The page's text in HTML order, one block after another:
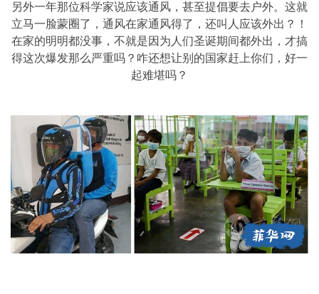
另外一年那位科学家说应该通风，甚至提倡要去户外。这就
立马一脸蒙圈了，通风在家通风得了，还叫人应该外出？！
在家的明明都没事，不就是因为人们圣诞期间都外出，才搞
得这次爆发那么严重吗？咋还想让别的国家赶上你们，好一
起难堪吗？